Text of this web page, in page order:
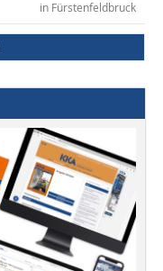
in Fürstenfeldbruck